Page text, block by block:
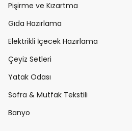
Pişirme ve Kızartma
Gıda Hazırlama
Elektrikli İçecek Hazırlama
Çeyiz Setleri
Yatak Odası
Sofra & Mutfak Tekstili
Banyo